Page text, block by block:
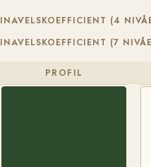
INAVELSKOEFFICIENT (4
INAVELSKOEFFICIENT (7
PROFIL